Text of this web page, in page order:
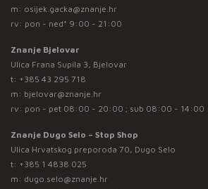
m: osijek.gacka@znanje.hr
rv: pon - ned* 9:00 - 21:00
Znanje Bjelovar
Ulica Frana Supila 3, Bjelovar
t: +385 43 295 718
m: bjelovar@znanje.hr
rv: pon - pet 08:00 - 20:00 ; sub 08:00 - 14:00
Znanje Dugo Selo – Stop Shop
Ulica Hrvatskog preporoda 70, Dugo Selo
t: +385 1 4838 025
m: dugo.selo@znanje.hr